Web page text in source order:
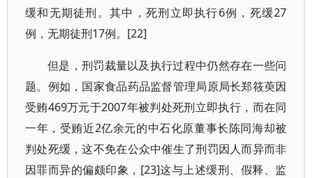
缓和无期徒刑。其中，死刑立即执行6例，死缓27
例，无期徒刑17例。[22]
但是，刑罚裁量以及执行过程中仍然存在一些问
题。例如，国家食品药品监督管理局原局长郑筱萸因
受贿469万元于2007年被判处死刑立即执行，而在同
一年，受贿近2亿余元的中石化原董事长陈同海却被
判处死缓，这不免在公众中催生了刑罚因人而异而非
因罪而异的偏颇印象，[23]这与上述缓刑、假释、监